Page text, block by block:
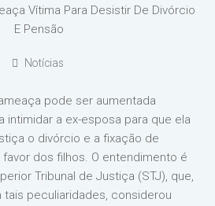
Notícias
pode ser aumentada
intimidar a ex-esposa para que ela
o divórcio e a fixação de
dos filhos. O entendimento é
Tribunal de Justiça (STJ), que,
peculiaridades, considerou